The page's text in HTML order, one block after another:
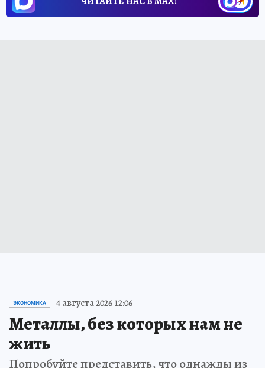
ЭКОНОМИКА 4 августа 2026 12:06
Металлы, без которых нам не
жить
Попробуйте представить, что однажды из